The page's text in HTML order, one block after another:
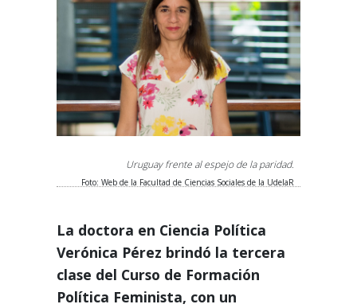
Uruguay frente al espejo de la paridad.
Foto: Web de la Facultad de Ciencias Sociales de la UdelaR
La doctora en Ciencia Política
Verónica Pérez brindó la tercera
clase del Curso de Formación
Política Feminista, con un